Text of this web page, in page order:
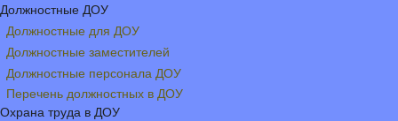
Должностные ДОУ
Должностные для ДОУ
Должностные заместителей
Должностные персонала ДОУ
Перечень должностных в ДОУ
Охрана труда в ДОУ